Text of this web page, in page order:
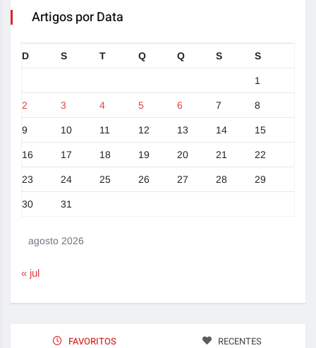
Artigos por Data
agosto 2026
D S T Q Q S S
1
2 3 4 5 6 7 8
9 10 11 12 13 14 15
16 17 18 19 20 21 22
23 24 25 26 27 28 29
30 31
« jul
FAVORITOS RECENTES